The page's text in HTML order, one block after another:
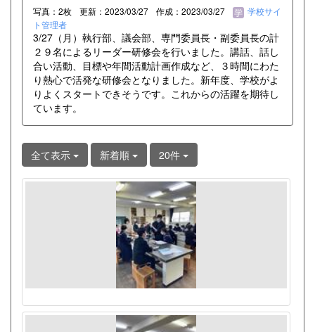
写真：2枚 更新：2023/03/27 作成：2023/03/27
学校サイ
ト管理者
3/27（月）執行部、議会部、専門委員長・副委員長の計
２９名によるリーダー研修会を行いました。講話、話し
合い活動、目標や年間活動計画作成など、３時間にわた
り熱心で活発な研修会となりました。新年度、学校がよ
りよくスタートできそうです。これからの活躍を期待し
ています。
全て表示 新着順 20件